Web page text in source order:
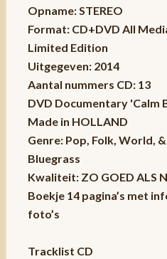
Opname: STEREO
Format: CD+DVD All
Limited Edition
Uitgegeven: 2014
Aantal nummers CD: 13
DVD Documentary 'Calm
Made in HOLLAND
Genre: Pop, Folk, World,
Bluegrass
Kwaliteit: ZO GOED ALS
Boekje 14 pagina’s met
foto’s
Tracklist CD